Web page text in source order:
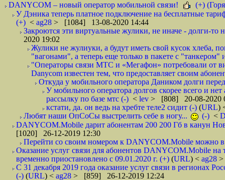
DANYCOM – новый оператор мобильной связи!
(+)
У Дэника теперь платное подключение на бесплатные
(+) < ag28 > [1084] 13-08-2020 14:44
Закроются эти виртуальные жулики, не иначе - долги-то
2020 19:02
Жулики не жулиуки, а будут иметь свой кусок хлеба,
"вагонами", а теперь еще только в пакете с
"Операторы связи МТС и «Мегафон» потребовали от
Danycom известен тем, что предоставляет своим
Откуда у мобильного оператора Даником долги
У мобильного оператора долгов скорее всего и
рассылку по базе мтс (-) < lev > [808] 20-08-2020
кстати, да. он ведь на хребте теле2 сидит (-) (URL)
Любят наши ОпСоСы выстрелить себе в ногу...
(-) <
DANYCOM.Mobile дарит абонентам 200 200 Гб в канун
[1020] 26-12-2019 12:30
Перейти со своим номером к DANYCOM.Mobile можно в
Оказание услуг связи для абонентов DANYCOM.Mobile
временно приостановлено с 09.01.2020 г. (+) (URL) < ag28 >
С 31 декабря 2019 года оказание услуг связи в регионах
(-) (URL) < ag28 > [859] 26-12-2019 12:24